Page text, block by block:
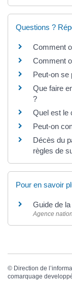
Questions ?
Comment
Comment
Peut-on se
Que faire
?
Quel est le
Peut-on
Décès du
règles de
Pour en savoir
Guide de
Agence
© Direction de
comarquage